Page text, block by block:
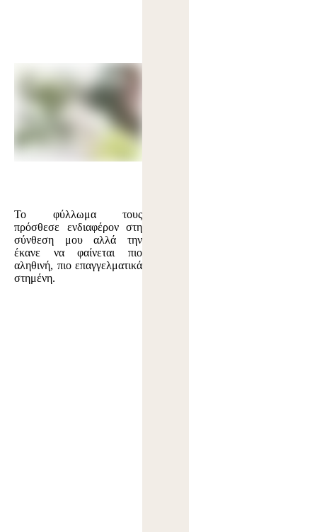
Το φύλλωμα τους
πρόσθεσε ενδιαφέρον στη
σύνθεση μου αλλά την
έκανε να φαίνεται πιο
αληθινή, πιο επαγγελματικά
στημένη.